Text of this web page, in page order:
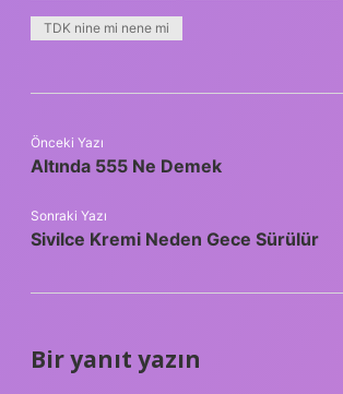
TDK nine mi nene mi
Önceki Yazı
Altında 555 Ne Demek
Sonraki Yazı
Sivilce Kremi Neden Gece Sürülür
Bir yanıt yazın